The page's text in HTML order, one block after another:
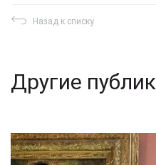
Назад к списку
Другие